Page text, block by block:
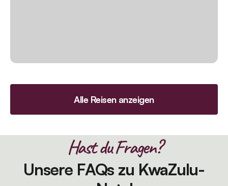
Alle Reisen anzeigen
Hast du Fragen?
Unsere FAQs zu KwaZulu-